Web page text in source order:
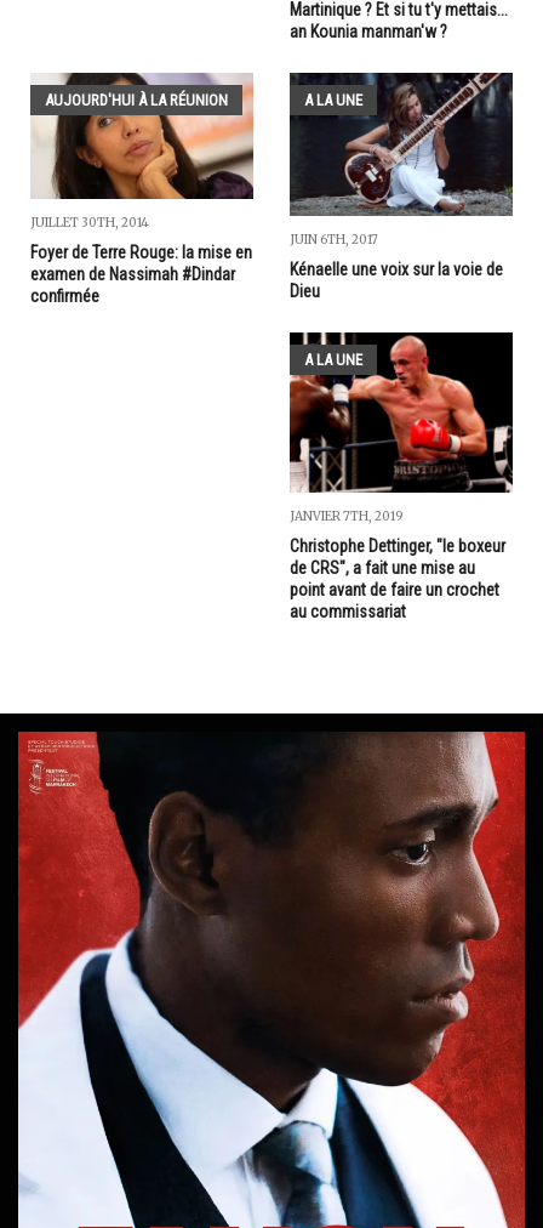
Martinique ? Et si tu t'y mettais...
an Kounia manman'w ?
AUJOURD'HUI À LA RÉUNION
JUILLET 30TH, 2014
Foyer de Terre Rouge: la mise en
examen de Nassimah #Dindar
confirmée
A LA UNE
JUIN 6TH, 2017
Kénaelle une voix sur la voie de
Dieu
A LA UNE
JANVIER 7TH, 2019
Christophe Dettinger, "le boxeur
de CRS", a fait une mise au
point avant de faire un crochet
au commissariat